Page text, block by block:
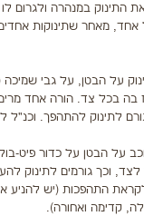
התינוק במנהרה ולגרום
מאחר שתינוקות
על הבטן, על גבי שמיכה
בה בכל צד. הורה אחד
לתינוק להתהפך. וכנ"ל
על הבטן על כדור פיט-
וכך גורמים לתינוק
התהפכות (יש להניע
קדימה ואחורה).